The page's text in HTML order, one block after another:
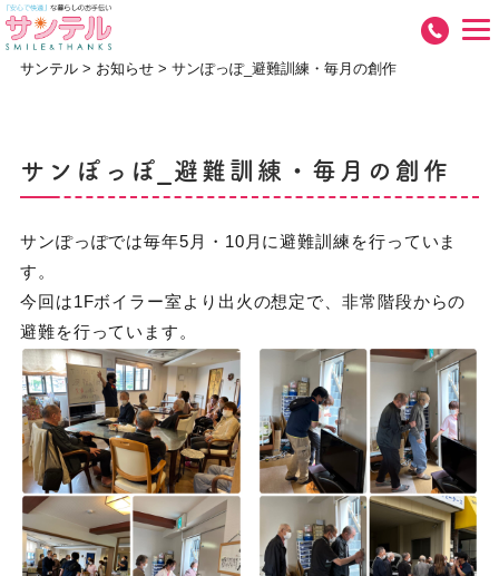
サンテル> お知らせ> サンぽっぽ_避難訓練・毎月の創作
サンぽっぽ_避難訓練・毎月の創作
サンぽっぽでは毎年5月・10月に避難訓練を行っていま
す。
今回は1Fボイラー室より出火の想定で、非常階段からの
避難を行っています。